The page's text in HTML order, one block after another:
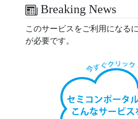
Breaking News
このサービスをご利用になる
が必要です。